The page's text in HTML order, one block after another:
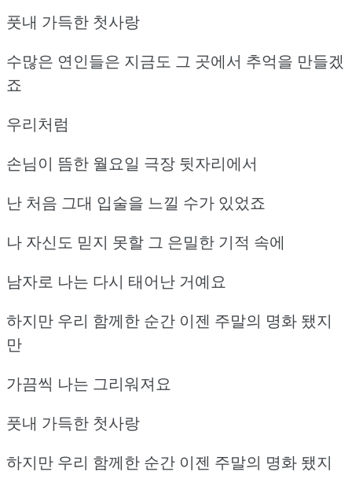
풋내 가득한 첫사랑
수많은 연인들은 지금도 그 곳에서 추억을 만들겠
죠
우리처럼
손님이 뜸한 월요일 극장 뒷자리에서
난 처음 그대 입술을 느낄 수가 있었죠
나 자신도 믿지 못할 그 은밀한 기적 속에
남자로 나는 다시 태어난 거예요
하지만 우리 함께한 순간 이젠 주말의 명화 됐지
만
가끔씩 나는 그리워져요
풋내 가득한 첫사랑
하지만 우리 함께한 순간 이젠 주말의 명화 됐지